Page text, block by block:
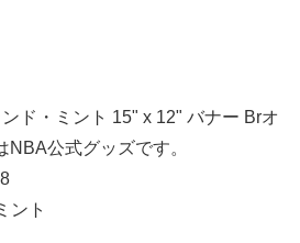
ド・ミント 15" x 12" バナー Brオ
NBA公式グッズです。
ント